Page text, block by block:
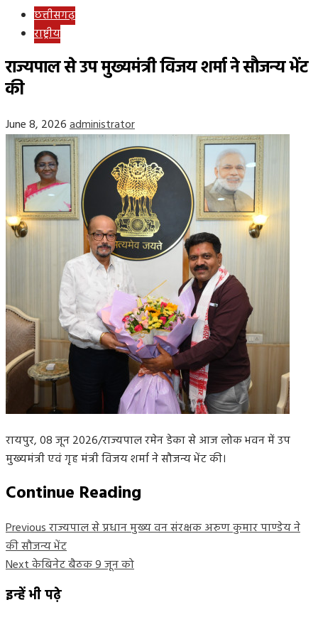
छत्तीसगढ़
राष्ट्रीय
राज्यपाल से उप मुख्यमंत्री विजय शर्मा ने सौजन्य भेंट
की
June 8, 2026administrator
रायपुर, 08 जून 2026/राज्यपाल रमेन डेका से आज लोक भवन में उप
मुख्यमंत्री एवं गृह मंत्री विजय शर्मा ने सौजन्य भेंट की।
Continue Reading
Previousराज्यपाल से प्रधान मुख्य वन संरक्षक अरुण कुमार पाण्डेय ने
की सौजन्य भेंट
Nextकेबिनेट बैठक 9 जून को
इन्हें भी पढ़े